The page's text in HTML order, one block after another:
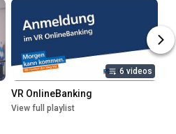
6 videos
VR OnlineBanking
View full playlist